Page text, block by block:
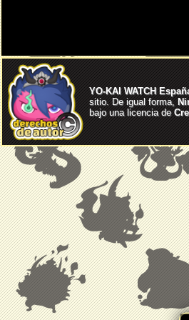
YO-KAI WATCH
sitio. De igual forma,
bajo una licencia de